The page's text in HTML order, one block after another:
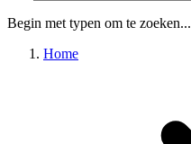
Begin met typen om te zoeken...
Home